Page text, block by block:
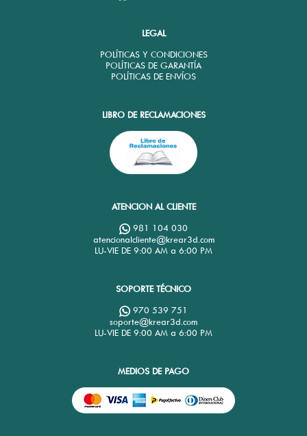
LEGAL
POLÍTICAS Y CONDICIONES
POLÍTICAS DE GARANTÍA
POLÍTICAS DE ENVÍOS
LIBRO DE RECLAMACIONES
ATENCION AL CLIENTE
981 104 030
atencionalcliente@krear3d.com
LU-VIE DE 9:00 AM a 6:00 PM
SOPORTE TÉCNICO
970 539 751
soporte@krear3d.com
LU-VIE DE 9:00 AM a 6:00 PM
MEDIOS DE PAGO